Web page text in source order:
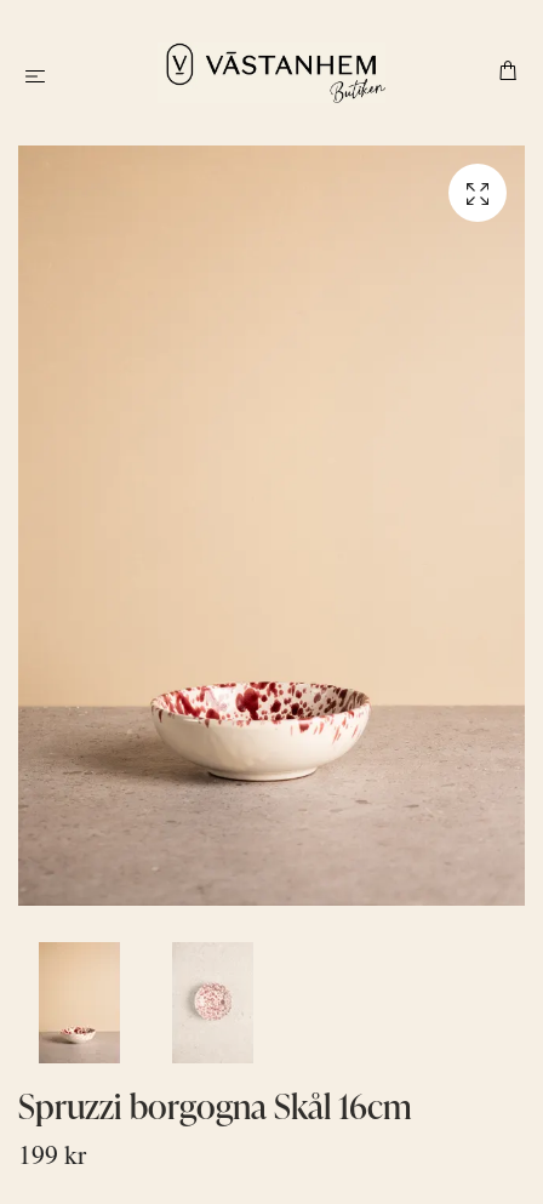
Spruzzi borgogna Skål 16cm
199 kr